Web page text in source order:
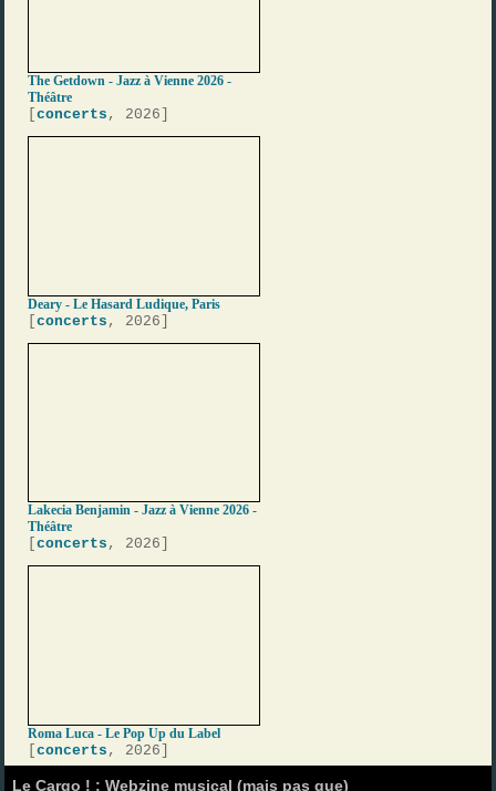
The Getdown - Jazz à Vienne 2026 -
Théâtre
[concerts , 2026]
Deary - Le Hasard Ludique, Paris
[concerts , 2026]
Lakecia Benjamin - Jazz à Vienne 2026 -
Théâtre
[concerts , 2026]
Roma Luca - Le Pop Up du Label
[concerts , 2026]
Le Cargo ! : Webzine musical (mais pas que)